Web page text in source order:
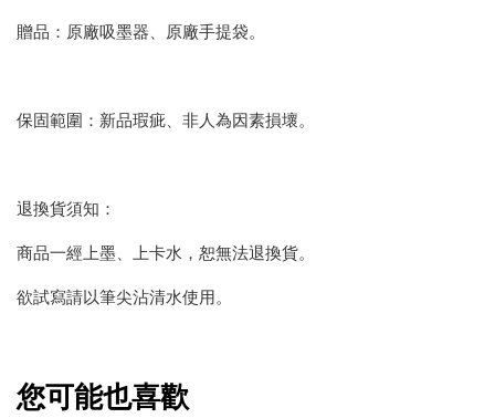
贈品：原廠吸墨器、原廠手提袋。
保固範圍：新品瑕疵、非人為因素損壞。
退換貨須知：
商品一經上墨、上卡水，恕無法退換貨。
欲試寫請以筆尖沾清水使用。
您可能也喜歡